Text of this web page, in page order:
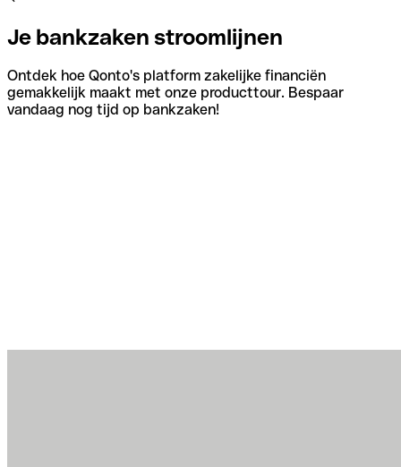
Je bankzaken stroomlijnen
Ontdek hoe Qonto's platform zakelijke financiën
gemakkelijk maakt met onze producttour. Bespaar
vandaag nog tijd op bankzaken!